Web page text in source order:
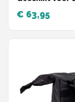
Materiaal -
€ 63,95